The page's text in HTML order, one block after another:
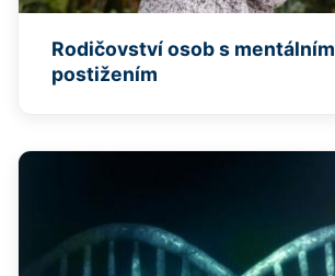
Rodičovství osob s mentálním
postižením